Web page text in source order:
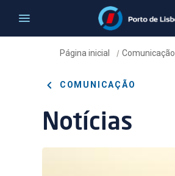
Página inicial / Comunicação
COMUNICAÇÃO
Notícias